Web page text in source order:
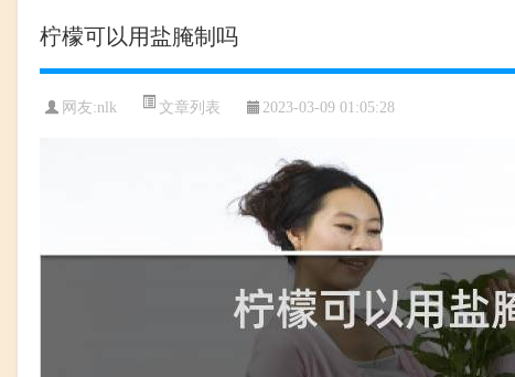
柠檬可以用盐腌制吗
网友:nlk 文章列表 2023-03-09 01:05:28